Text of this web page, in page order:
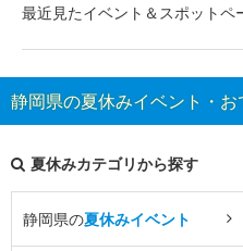
最近見たイベント＆スポットペ
静岡県の夏休みイベント・
夏休みカテゴリから探す
静岡県の夏休みイベント